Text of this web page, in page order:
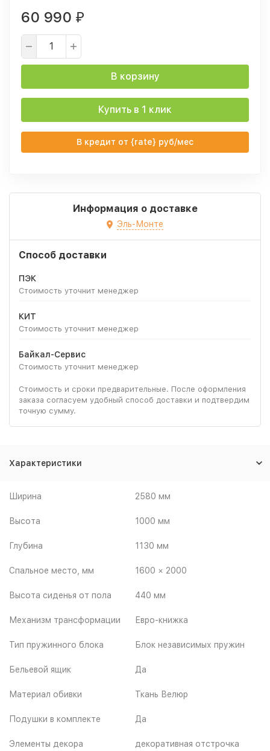
60 990 ₽
В корзину
Купить в 1 клик
В кредит от {rate} руб/мес
Информация о доставке
Эль-Монте
Способ доставки
ПЭК
Стоимость уточнит менеджер
КИТ
Стоимость уточнит менеджер
Байкал-Сервис
Стоимость уточнит менеджер
Стоимость и сроки предварительные. После оформления
заказа согласуем удобный способ доставки и подтвердим
точную сумму.
Характеристики
Ширина 2580 мм
Высота 1000 мм
Глубина 1130 мм
Спальное место, мм 1600 × 2000
Высота сиденья от пола 440 мм
Механизм трансформации Евро-книжка
Тип пружинного блока Блок независимых пружин
Бельевой ящик Да
Материал обивки Ткань Велюр
Подушки в комплекте Да
Элементы декора
декоративная отстрочка